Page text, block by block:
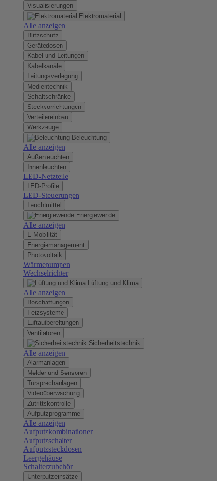
Visualisierungen
Elektromaterial
Alle anzeigen
Blitzschutz
Gerätedosen
Kabel und Leitungen
Kabelkanäle
Leitungsverlegung
Medientechnik
Schaltschränke
Steckvorrichtungen
Verteilereinbau
Werkzeuge
Beleuchtung
Alle anzeigen
Außenleuchten
Innenleuchten
LED-Netzteile
LED-Profile
LED-Steuerungen
Leuchtmittel
Energiewende
Alle anzeigen
E-Mobilität
Energiemanagement
Photovoltaik
Wärmepumpen
Wechselrichter
Lüftung und Klima
Alle anzeigen
Beschattungen
Heizsysteme
Luftaufbereitungen
Ventilatoren
Sicherheitstechnik
Alle anzeigen
Alarmanlagen
Melder und Sensoren
Türsprechanlagen
Videoüberwachung
Zutrittskontrolle
Aufputzprogramme
Alle anzeigen
Aufputzkombinationen
Aufputzschalter
Aufputzsteckdosen
Leergehäuse
Schalterzubehör
Unterputzeinsätze